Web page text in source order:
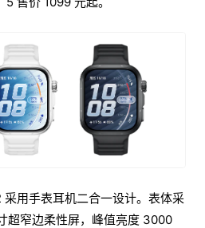
采用手表耳机二合一设计。表体采
超窄边柔性屏，峰值亮度 3000